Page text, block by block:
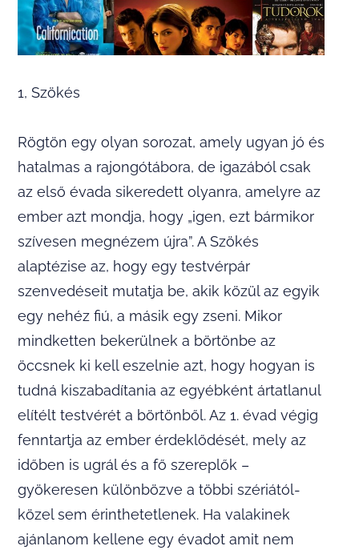
1, Szökés
Rögtön egy olyan sorozat, amely ugyan jó és
hatalmas a rajongótábora, de igazából csak
az első évada sikeredett olyanra, amelyre az
ember azt mondja, hogy „igen, ezt bármikor
szívesen megnézem újra”. A Szökés
alaptézise az, hogy egy testvérpár
szenvedéseit mutatja be, akik közül az egyik
egy nehéz fiú, a másik egy zseni. Mikor
mindketten bekerülnek a börtönbe az
öccsnek ki kell eszelnie azt, hogy hogyan is
tudná kiszabadítania az egyébként ártatlanul
elítélt testvérét a börtönből. Az 1. évad végig
fenntartja az ember érdeklődését, mely az
időben is ugrál és a fő szereplők –
gyökeresen különbözve a többi szériától-
közel sem érinthetetlenek. Ha valakinek
ajánlanom kellene egy évadot amit nem